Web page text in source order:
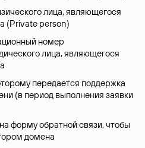
лица, являющегося
(Privatе person)
номер
лица, являющегося
передается поддержка
(в период выполнения заявки
форму обратной связи, чтобы
домена